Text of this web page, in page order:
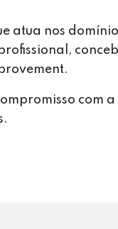
atua nos
com